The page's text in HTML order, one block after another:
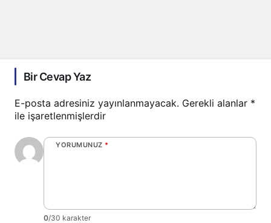
Bir Cevap Yaz
E-posta adresiniz yayınlanmayacak. Gerekli alanlar *
ile işaretlenmişlerdir
YORUMUNUZ *
0/30 karakter